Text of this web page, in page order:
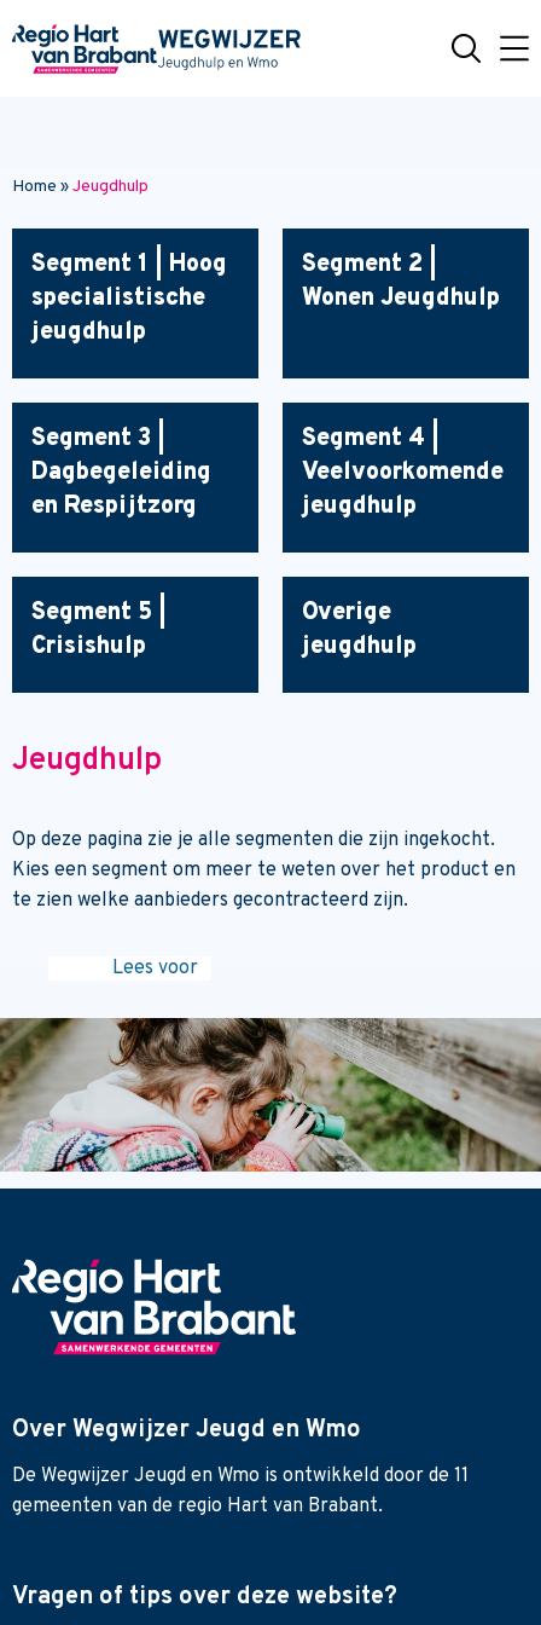
Home »Jeugdhulp
Segment 1 | Hoog
specialistische
jeugdhulp
Segment 2 |
Wonen Jeugdhulp
Segment 3 |
Dagbegeleiding
en Respijtzorg
Segment 4 |
Veelvoorkomende
jeugdhulp
Segment 5 |
Crisishulp
Overige
jeugdhulp
Jeugdhulp
Op deze pagina zie je alle segmenten die zijn ingekocht.
Kies een segment om meer te weten over het product en
te zien welke aanbieders gecontracteerd zijn.
Lees voor
Over Wegwijzer Jeugd en Wmo
De Wegwijzer Jeugd en Wmo is ontwikkeld door de 11
gemeenten van de regio Hart van Brabant.
Vragen of tips over deze website?